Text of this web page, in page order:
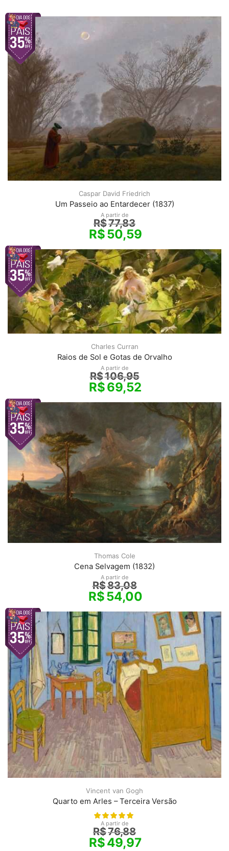
Caspar David Friedrich
Um Passeio ao Entardecer (1837)
A partir de
R$77,83
R$50,59
Charles Curran
Raios de Sol e Gotas de Orvalho
A partir de
R$106,95
R$69,52
Thomas Cole
Cena Selvagem (1832)
A partir de
R$83,08
R$54,00
Vincent van Gogh
Quarto em Arles – Terceira Versão
A partir de
R$76,88
R$49,97